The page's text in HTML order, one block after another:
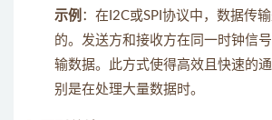
示例 ：在I2C或SPI协议中，数据传
的。发送方和接收方在同一时钟信
输数据。此方式使得高效且快速的
别是在处理大量数据时。